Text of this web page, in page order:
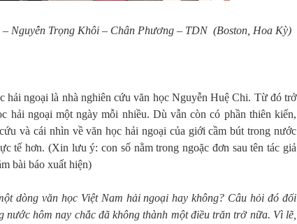
Nguyễn Trọng Khôi – Chân Phương – TDN (Boston, Hoa Kỳ)
hải ngoại là nhà nghiên cứu văn học Nguyễn Huệ Chi. Từ đó trở
hải ngoại một ngày mỗi nhiều. Dù vẫn còn có phần thiên kiến,
và cái nhìn về văn học hải ngoại của giới cầm bút trong nước
tế hơn. (Xin lưu ý: con số nằm trong ngoặc đơn sau tên tác giả
bài báo xuất hiện)
dòng văn học Việt Nam hải ngoại hay không? Câu hỏi đó đối
nước hôm nay chắc đã không thành một điều trăn trở nữa. Vì lẽ,